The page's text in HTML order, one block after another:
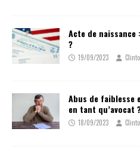
Acte de
?
19/09/2023
Abus de faiblesse
en tant qu’avocat
18/09/2023